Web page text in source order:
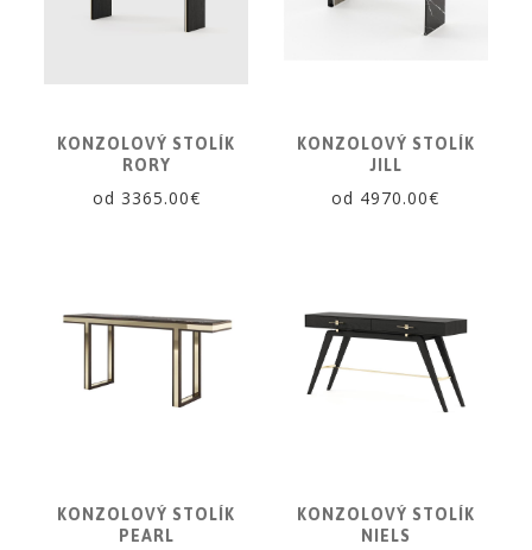
KONZOLOVÝ STOLÍK
RORY
od 3365.00€
KONZOLOVÝ STOLÍK
JILL
od 4970.00€
KONZOLOVÝ STOLÍK
PEARL
KONZOLOVÝ STOLÍK
NIELS